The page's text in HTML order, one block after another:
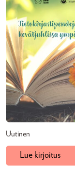
Uutinen
Lue kirjoitus